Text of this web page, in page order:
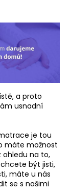
a proto
usnadní
je tou
máte možnost
ohledu na to,
být jisti,
máte u nás
se s našimi